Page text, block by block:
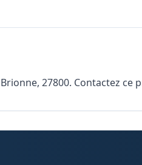
27800. Contactez